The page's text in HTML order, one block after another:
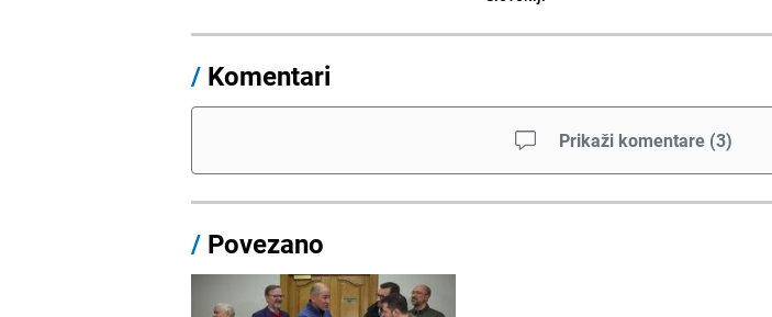
/ Komentari
Prikaži komentare (3)
/ Povezano